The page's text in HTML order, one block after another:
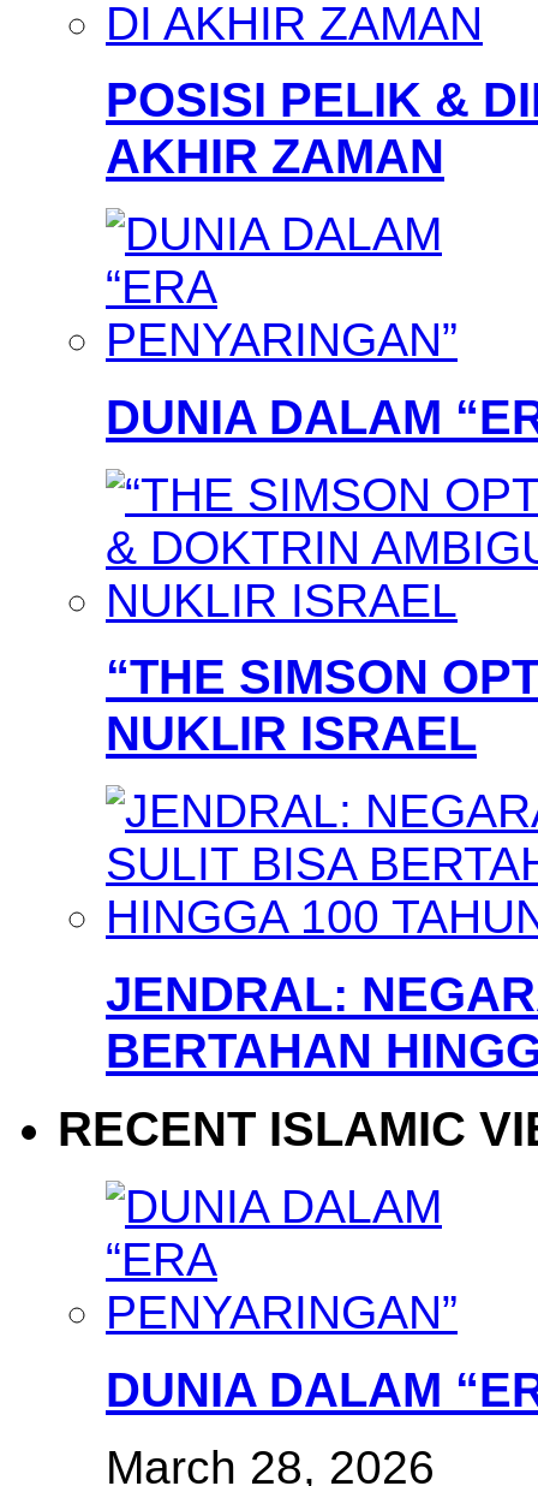
POSISI PELIK &
AKHIR ZAMAN
DUNIA DALAM
“THE SIMSON
NUKLIR ISRAEL
JENDRAL:
BERTAHAN
RECENT ISLAMIC
DUNIA DALAM
March 28, 2026